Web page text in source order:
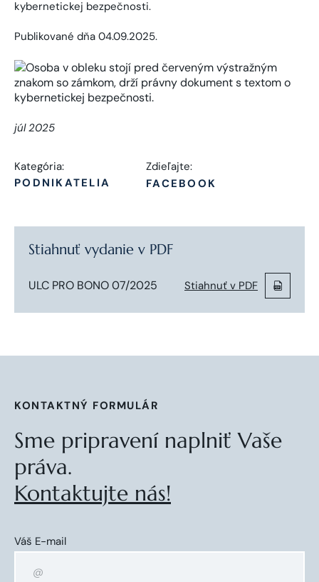
kybernetickej bezpečnosti.
Publikované dňa 04.09.2025.
júl 2025
Kategória:
PODNIKATELIA
Zdieľajte:
FACEBOOK
Stiahnuť vydanie v PDF
ULC PRO BONO 07/2025 Stiahnuť v PDF
KONTAKTNÝ FORMULÁR
Sme pripravení naplniť Vaše
práva.
Kontaktujte nás!
Váš E-mail